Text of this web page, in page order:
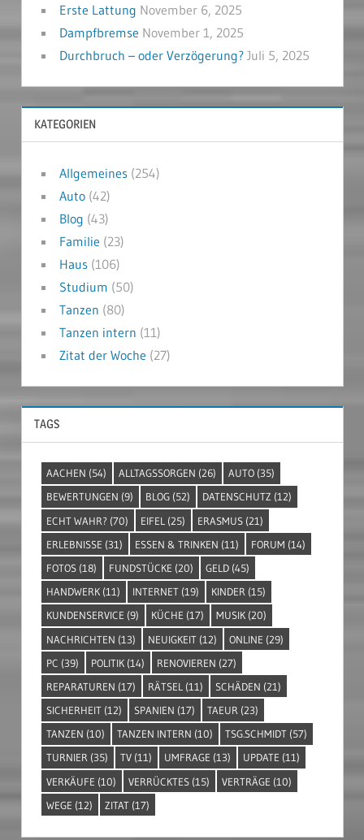
Erste Lattung November 6, 2025
Dampfbremse November 1, 2025
Durchbruch – oder Verzögerung? Juli 5, 2025
KATEGORIEN
Allgemeines(254)
Auto(42)
Blog (43)
Familie (23)
Haus(106)
Studium (50)
Tanzen (80)
Tanzen intern (11)
Zitat der Woche (27)
TAGS
AACHEN (54) ALLTAGSSORGEN (26) AUTO (35)
BEWERTUNGEN (9) BLOG (52) DATENSCHUTZ (12)
ECHT WAHR? (70) EIFEL (25) ERASMUS (21)
ERLEBNISSE (31) ESSEN & TRINKEN (11) FORUM (14)
FOTOS (18) FUNDSTÜCKE (20) GELD (45)
HANDWERK (11) INTERNET (19) KINDER (15)
KUNDENSERVICE (9) KÜCHE (17) MUSIK (20)
NACHRICHTEN (13) NEUIGKEIT (12) ONLINE (29)
PC (39) POLITIK (14) RENOVIEREN (27)
REPARATUREN (17) RÄTSEL (11) SCHÄDEN (21)
SICHERHEIT (12) SPANIEN (17) TAEUR (23)
TANZEN (10) TANZEN INTERN (10) TSG.SCHMIDT (57)
TURNIER (35) TV (11) UMFRAGE (13) UPDATE (11)
VERKÄUFE (10) VERRÜCKTES (15) VERTRÄGE (10)
WEGE (12) ZITAT (17)